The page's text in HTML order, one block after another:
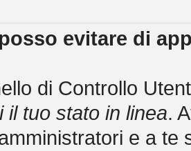
evitare di
di Controllo
il tuo stato in linea.
e a te